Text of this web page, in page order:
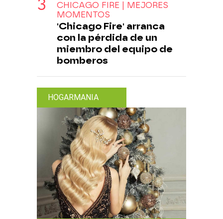
CHICAGO FIRE | MEJORES
MOMENTOS
'Chicago Fire' arranca
con la pérdida de un
miembro del equipo de
bomberos
HOGARMANIA